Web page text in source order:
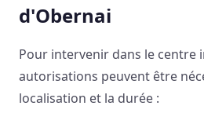
d'Obernai
Pour intervenir dans le centre
autorisations peuvent être
localisation et la durée :